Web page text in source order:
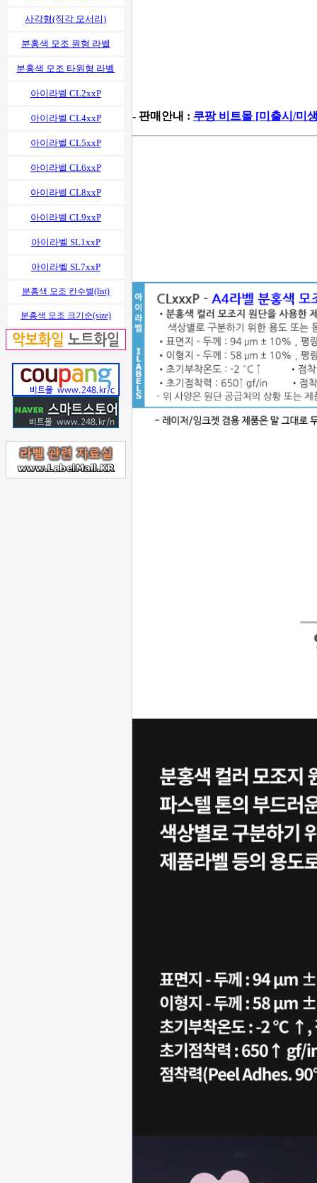
사각형(직각 모서리)
분홍색 모조 원형 라벨
분홍색 모조 타원형 라벨
아이라벨 CL2xxP
아이라벨 CL4xxP
아이라벨 CL5xxP
아이라벨 CL6xxP
아이라벨 CL8xxP
아이라벨 CL9xxP
아이라벨 SL1xxP
아이라벨 SL7xxP
분홍색 모조 칸수별(list)
분홍색 모조 크기순(size)
- 판매안내 : 쿠팡 비트몰 [미출시/미